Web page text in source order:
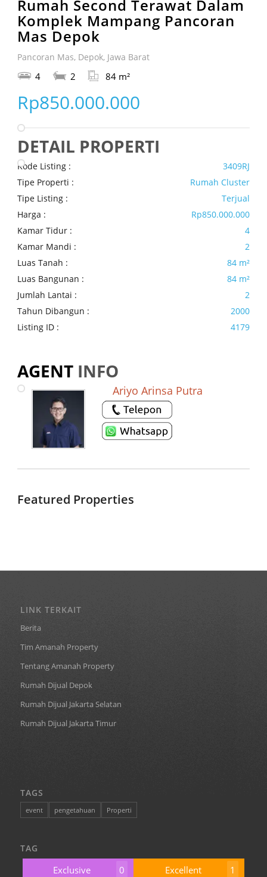
Rumah Second Terawat Dalam
Komplek Mampang Pancoran
Mas Depok
Pancoran Mas, Depok, Jawa Barat
4 2 84 m²
Rp850.000.000
DETAIL PROPERTI
Kode Listing :
3409RJ
Tipe Properti :
Rumah Cluster
Tipe Listing :
Terjual
Harga :
Rp850.000.000
Kamar Tidur :
4
Kamar Mandi :
2
Luas Tanah :
84 m²
Luas Bangunan :
84 m²
Jumlah Lantai :
2
Tahun Dibangun :
2000
Listing ID :
4179
AGENTINFO
Ariyo Arinsa Putra
Featured Properties
LINK TERKAIT
Berita
Tim Amanah Property
Tentang Amanah Property
Rumah Dijual Depok
Rumah Dijual Jakarta Selatan
Rumah Dijual Jakarta Timur
TAGS
event pengetahuan Properti
TAG
Exclusive 0 Excellent 1